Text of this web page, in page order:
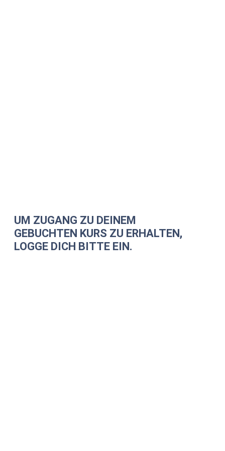
UM ZUGANG ZU DEINEM
GEBUCHTEN KURS ZU ERHALTEN,
LOGGE DICH BITTE EIN.